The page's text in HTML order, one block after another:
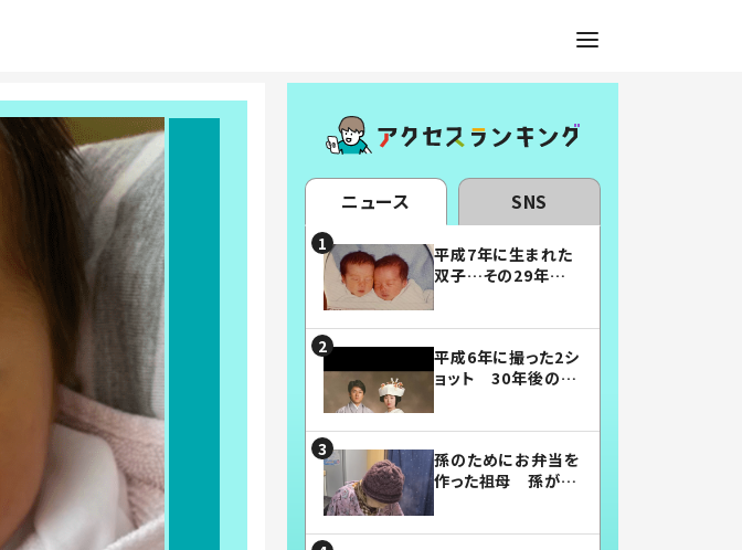
ニュース SNS
平成7年に生まれた
双子…その29年後
平成6年に撮った2シ
ョット 30年後の姿
孫のためにお弁当を
作った祖母 孫が絶